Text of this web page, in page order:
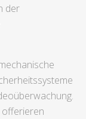
der
offerieren